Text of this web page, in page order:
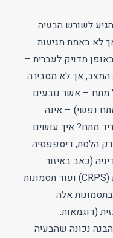
לשורש הבעיה.
לא באמת מגיעות
מדויק לעברית –
אך לא מסבירה
– אשר נובעים
נפשי) – אינה
מתח? איך עושים
הלסת, דיספפסיה
(כאב באיזור
הפות), תסמונת כאב מורכבת איזורית (CRPS) ועוד תסמונות
אלה
(דוגמאות:
נכונה שהבעיה